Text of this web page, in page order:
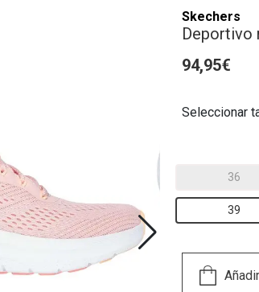
Skechers
Deportivo
94,95€
Seleccionar
36
39